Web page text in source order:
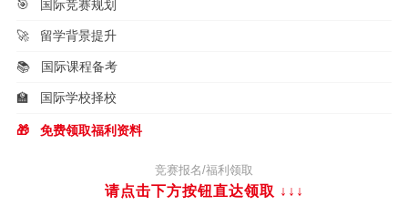
🎯 国际竞赛规划
🚀 留学背景提升
📚 国际课程备考
🏫 国际学校择校
🎁 免费领取福利资料
竞赛报名/福利领取
请点击下方按钮直达领取 ↓↓↓